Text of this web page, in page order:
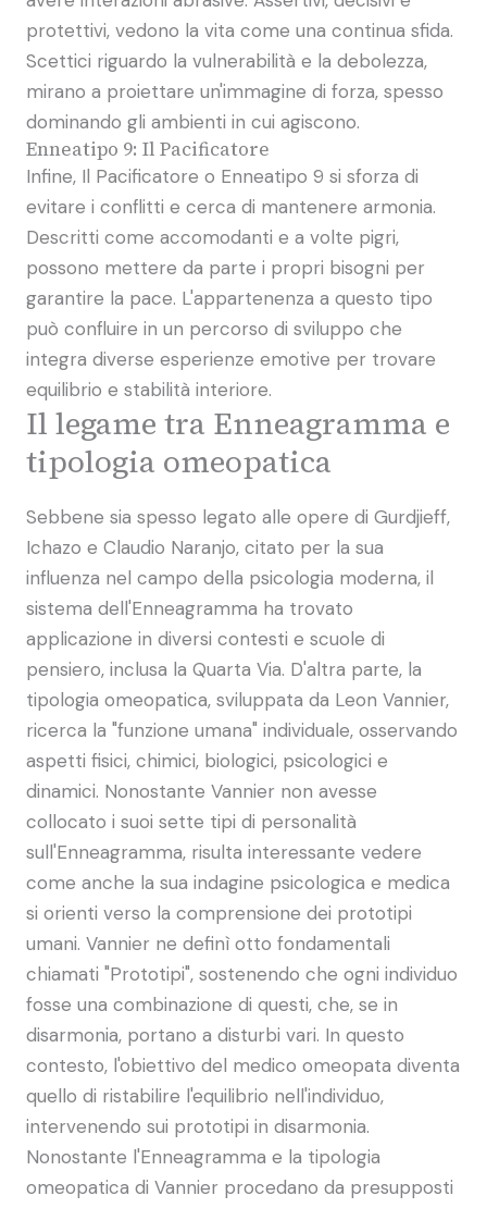
protettivi, vedono la vita come una continua sfida.
Scettici riguardo la vulnerabilità e la debolezza,
mirano a proiettare un'immagine di forza, spesso
dominando gli ambienti in cui agiscono.
Enneatipo 9: Il Pacificatore
Infine, Il Pacificatore o Enneatipo 9 si sforza di
evitare i conflitti e cerca di mantenere armonia.
Descritti come accomodanti e a volte pigri,
possono mettere da parte i propri bisogni per
garantire la pace. L'appartenenza a questo tipo
può confluire in un percorso di sviluppo che
integra diverse esperienze emotive per trovare
equilibrio e stabilità interiore.
Il legame tra Enneagramma e
tipologia omeopatica
Sebbene sia spesso legato alle opere di Gurdjieff,
Ichazo e Claudio Naranjo, citato per la sua
influenza nel campo della psicologia moderna, il
sistema dell'Enneagramma ha trovato
applicazione in diversi contesti e scuole di
pensiero, inclusa la Quarta Via. D'altra parte, la
tipologia omeopatica, sviluppata da Leon Vannier,
ricerca la "funzione umana" individuale, osservando
aspetti fisici, chimici, biologici, psicologici e
dinamici. Nonostante Vannier non avesse
collocato i suoi sette tipi di personalità
sull'Enneagramma, risulta interessante vedere
come anche la sua indagine psicologica e medica
si orienti verso la comprensione dei prototipi
umani. Vannier ne definì otto fondamentali
chiamati "Prototipi", sostenendo che ogni individuo
fosse una combinazione di questi, che, se in
disarmonia, portano a disturbi vari. In questo
contesto, l'obiettivo del medico omeopata diventa
quello di ristabilire l'equilibrio nell'individuo,
intervenendo sui prototipi in disarmonia.
Nonostante l'Enneagramma e la tipologia
omeopatica di Vannier procedano da presupposti